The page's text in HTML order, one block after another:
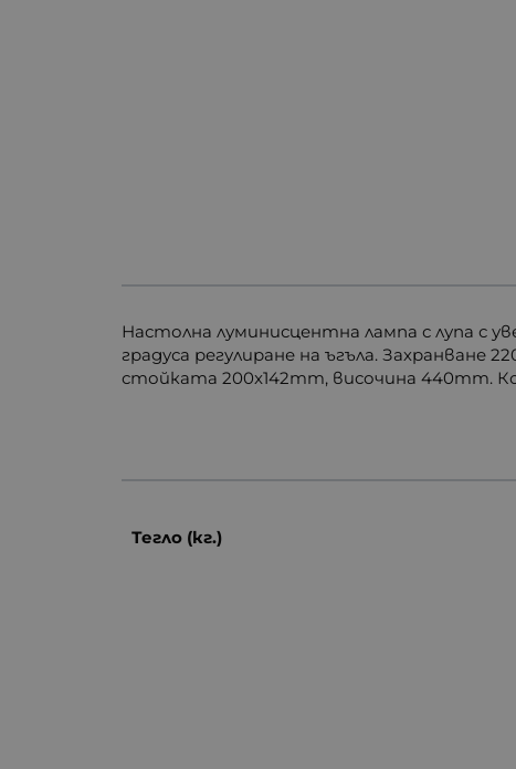
Настолна луминисцентна лампа с лупа с
градуса регулиране на ъгъла. Захранване
стойката 200x142mm, височина 440mm.
Тегло (кг.)